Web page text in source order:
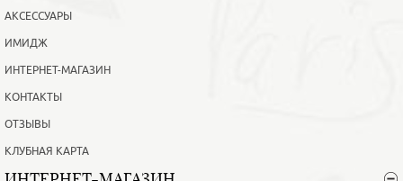
АКСЕССУАРЫ
ИМИДЖ
ИНТЕРНЕТ-МАГАЗИН
КОНТАКТЫ
ОТЗЫВЫ
КЛУБНАЯ КАРТА